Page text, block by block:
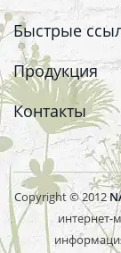
Быстрые
Продукция
Контакты
Copyright © 2012
интернет-